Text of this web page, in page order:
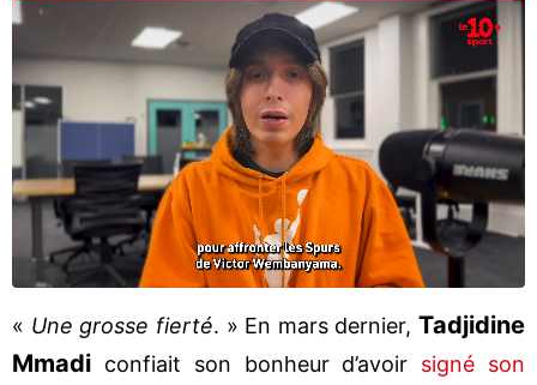
« Une grosse fierté. » En mars dernier, Tadjidine
Mmadi confiait son bonheur d’avoir signé son